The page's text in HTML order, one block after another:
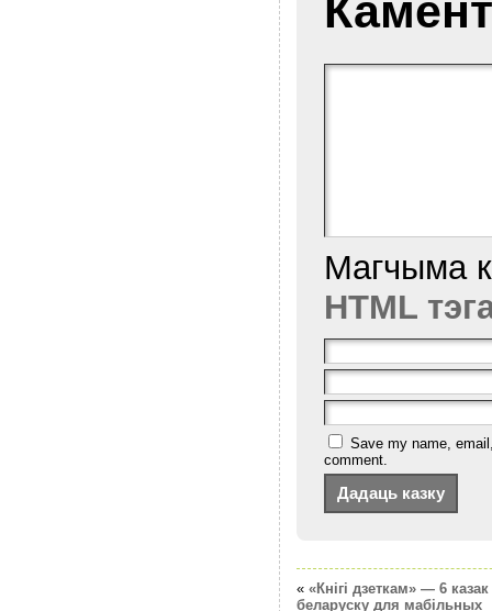
Магчыма
HTML
Save my name,
comment.
« «Кнігі дзеткам» — 6
беларуску для мабільных